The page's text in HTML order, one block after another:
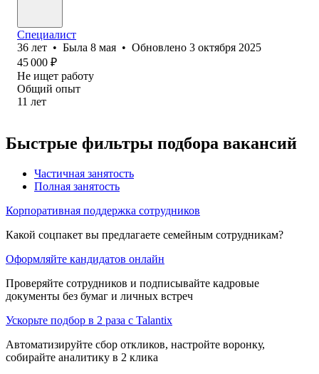
Специалист
36 лет • Была 8 мая • Обновлено 3 октября 2025
45 000 ₽
Не ищет работу
Общий опыт
11 лет
Быстрые фильтры подбора вакансий
Частичная занятость
Полная занятость
Корпоративная поддержка сотрудников
Какой соцпакет вы предлагаете семейным сотрудникам?
Оформляйте кандидатов онлайн
Проверяйте сотрудников и подписывайте кадровые
документы без бумаг и личных встреч
Ускорьте подбор в 2 раза с Talantix
Автоматизируйте сбор откликов, настройте воронку,
собирайте аналитику в 2 клика